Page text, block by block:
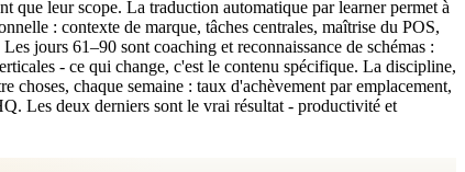
que leur scope. La traduction automatique par learner permet à
: contexte de marque, tâches centrales, maîtrise du POS,
jours 61–90 sont coaching et reconnaissance de schémas :
- ce qui change, c'est le contenu spécifique. La discipline,
choses, chaque semaine : taux d'achèvement par emplacement,
Les deux derniers sont le vrai résultat - productivité et